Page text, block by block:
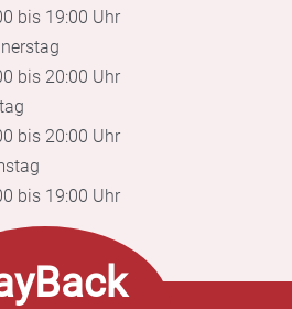
bis 19:00 Uhr
bis 20:00 Uhr
bis 20:00 Uhr
bis 19:00 Uhr